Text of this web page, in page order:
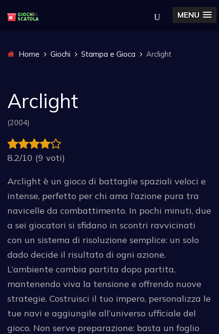
MENU
Home Giochi Stampa e Gioca Arclight
Arclight
(2004)
8.2/10 (9 voti)
Arclight è un gioco di battaglie spaziali veloci e
intense, perfetto per chi ama l’azione pura tra
navicelle da combattimento. In pochi minuti, due
a sei giocatori si sfidano in scontri ravvicinati
con un sistema di risoluzione semplice: un solo
dado decide il risultato di ogni azione.
L’ambiente cambia partita dopo partita,
mantenendo viva la tensione e offrendo nuove
strategie. Costruisci il tuo impero, personalizza le
tue navi e aggiungile all’universo ufficiale del
gioco. Non serve preparazione: basta un foglio